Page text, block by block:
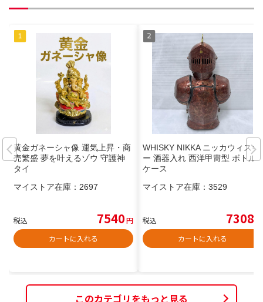
黄金ガネーシャ像 運気上昇・商
売繁盛 夢を叶えるゾウ 守護神
タイ
マイストア在庫： 2697
税込 7540円
カートに入れる
WHISKY NIKKA ニッカウィスキ
ー 酒器入れ 西洋甲冑型 ボトル
ケース
マイストア在庫： 3529
税込 7308
カートに入れる
このカテゴリをもっと見る